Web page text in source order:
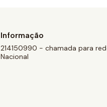
Informação
214150990 - chamada para
Nacional